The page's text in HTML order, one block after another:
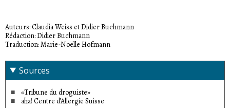
Auteurs: Claudia Weiss et Didier Buchmann
Rédaction: Didier Buchmann
Traduction: Marie-Noëlle Hofmann
Sources
«Tribune du droguiste»
aha! Centre d’Allergie Suisse